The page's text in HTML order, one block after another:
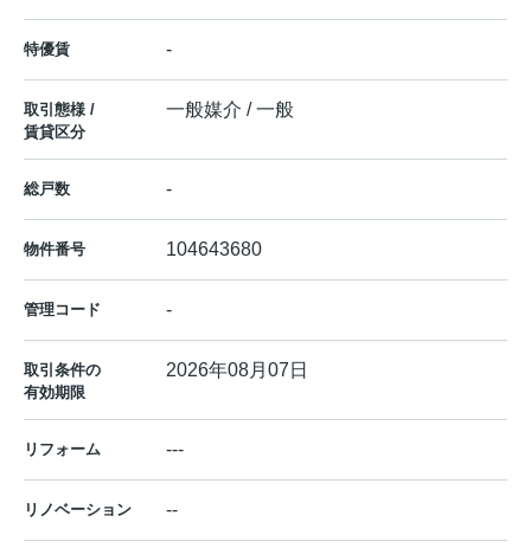
特優賃 -
取引態様 /
賃貸区分
一般媒介 / 一般
総戸数 -
物件番号 104643680
管理コード -
取引条件の
有効期限
2026年08月07日
リフォーム ---
リノベーション --